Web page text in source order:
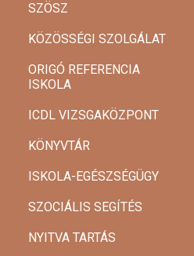
SZÖSZ
KÖZÖSSÉGI SZOLGÁLAT
ORIGÓ REFERENCIA
ISKOLA
ICDL VIZSGAKÖZPONT
KÖNYVTÁR
ISKOLA-EGÉSZSÉGÜGY
SZOCIÁLIS SEGÍTÉS
NYITVA TARTÁS